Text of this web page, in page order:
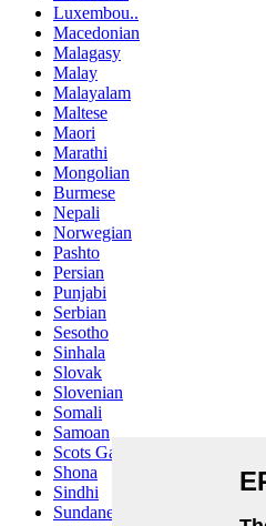
Luxembou..
Macedonian
Malagasy
Malay
Malayalam
Maltese
Maori
Marathi
Mongolian
Burmese
Nepali
Norwegian
Pashto
Persian
Punjabi
Serbian
Sesotho
Sinhala
Slovak
Slovenian
Somali
Samoan
Scots Gaelic
Shona
Sindhi
Sundanese